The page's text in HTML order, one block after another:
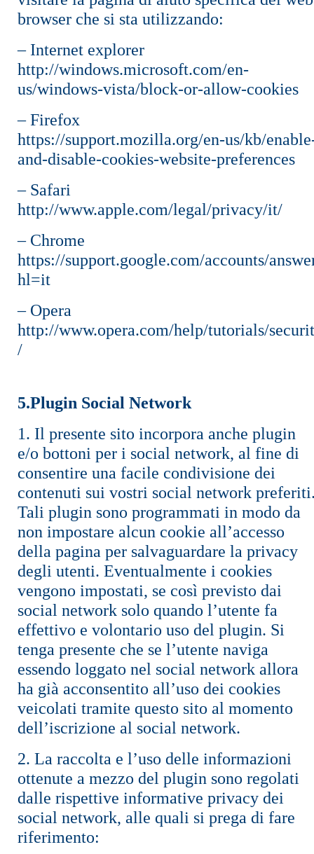
browser che si sta utilizzando:
– Internet explorer
http://windows.microsoft.com/en-
us/windows-vista/block-or-allow-cookies
– Firefox
https://support.mozilla.org/en-us/kb/
and-disable-cookies-website-preferences
– Safari
http://www.apple.com/legal/privacy/it/
– Chrome
https://support.google.com/accounts/
hl=it
– Opera
http://www.opera.com/help/tutorials/
/
5.Plugin Social Network
1. Il presente sito incorpora anche plugin
e/o bottoni per i social network, al fine di
consentire una facile condivisione dei
contenuti sui vostri social network
Tali plugin sono programmati in modo da
non impostare alcun cookie all’accesso
della pagina per salvaguardare la privacy
degli utenti. Eventualmente i cookies
vengono impostati, se così previsto dai
social network solo quando l’utente fa
effettivo e volontario uso del plugin. Si
tenga presente che se l’utente naviga
essendo loggato nel social network allora
ha già acconsentito all’uso dei cookies
veicolati tramite questo sito al momento
dell’iscrizione al social network.
2. La raccolta e l’uso delle informazioni
ottenute a mezzo del plugin sono regolati
dalle rispettive informative privacy dei
social network, alle quali si prega di fare
riferimento: